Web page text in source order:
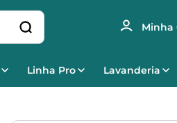
Linha Pro Lavanderia